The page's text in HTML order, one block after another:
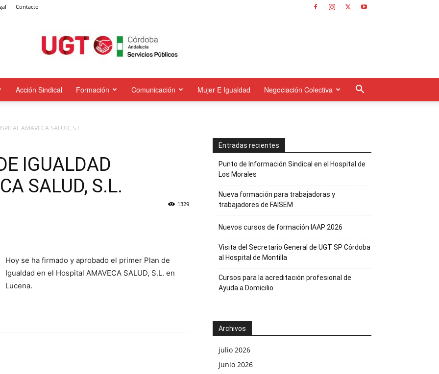
Contacto
Acción Sindical Formación Comunicación Mujer E Igualdad Negociación Colectiva
AMAVECA SALUD, S.L.
IGUALDAD
SALUD, S.L.
1329
Hoy se ha firmado y aprobado el primer Plan de
Igualdad en el Hospital AMAVECA SALUD, S.L. en
Lucena.
Entradas recientes
Punto de Información Sindical en el Hospital de
Los Morales
Nueva formación para trabajadoras y
trabajadores de FAISEM
Nuevos cursos de formación IAAP 2026
Visita del Secretario General de UGT SP Córdoba
al Hospital de Montilla
Cursos para la acreditación profesional de
Ayuda a Domicilio
Archivos
julio 2026
junio 2026